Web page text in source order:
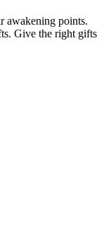
awakening points.
Give the right gifts